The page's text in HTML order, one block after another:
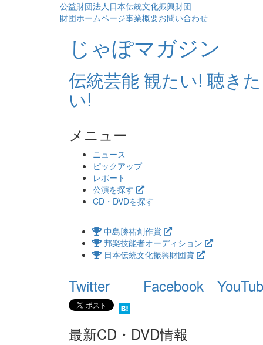
公益財団法人日本伝統文化振興財団
財団ホームページ事業概要お問い合わせ
じゃぽマガジン
伝統芸能 観たい! 聴きた
い!
メニュー
ニュース
ピックアップ
レポート
公演を探す
CD・DVDを探す
中島勝祐創作賞
邦楽技能者オーディション
日本伝統文化振興財団賞
Twitter Facebook
最新CD・DVD情報